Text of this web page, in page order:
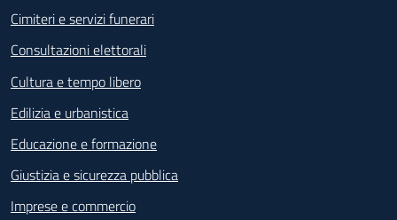
Cimiteri e servizi funerari
Consultazioni elettorali
Cultura e tempo libero
Edilizia e urbanistica
Educazione e formazione
Giustizia e sicurezza pubblica
Imprese e commercio